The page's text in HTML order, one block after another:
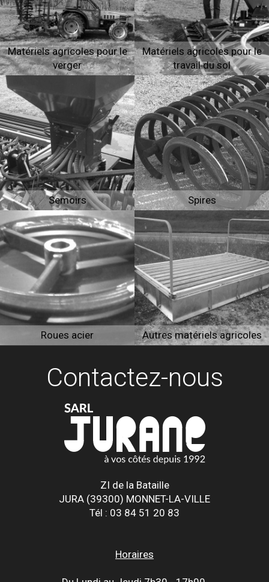
Matériels agricoles pour le
verger
Matériels agricoles pour le
travail du sol
Semoirs Spires
Roues acier Autres matériels agricoles
Contactez-nous
ZI de la Bataille
JURA (39300) MONNET-LA-VILLE
Tél : 03 84 51 20 83
Horaires